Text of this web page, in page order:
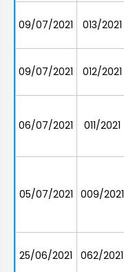
09/07/2021 013/2021
09/07/2021 012/2021
06/07/2021 011/2021
05/07/2021 009/2021
25/06/2021 062/2021